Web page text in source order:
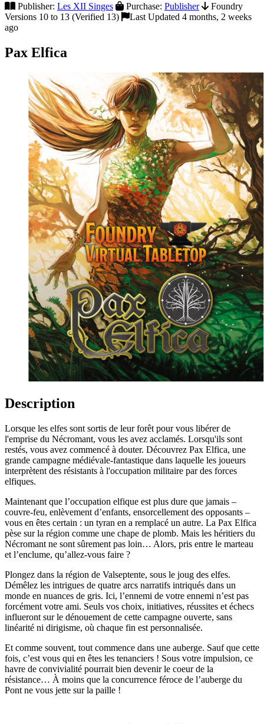
Publisher: Les XII Singes Purchase: Publisher
Foundry
Versions 10 to 13 (Verified 13)
Last Updated 4 months, 2 weeks
ago
Pax Elfica
Description
Lorsque les elfes sont sortis de leur forêt pour vous libérer de
l'emprise du Nécromant, vous les avez acclamés. Lorsqu'ils sont
restés, vous avez commencé à douter. Découvrez Pax Elfica, une
grande campagne médiévale-fantastique dans laquelle les joueurs
interprètent des résistants à l'occupation militaire par des forces
elfiques.
Maintenant que l’occupation elfique est plus dure que jamais –
couvre-feu, enlèvement d’enfants, ensorcellement des opposants –
vous en êtes certain : un tyran en a remplacé un autre. La Pax Elfica
pèse sur la région comme une chape de plomb. Mais les héritiers du
Nécromant ne sont sûrement pas loin… Alors, pris entre le marteau
et l’enclume, qu’allez-vous faire ?
Plongez dans la région de Valseptente, sous le joug des elfes.
Démêlez les intrigues de quatre arcs narratifs intriqués dans un
monde en nuances de gris. Ici, l’ennemi de votre ennemi n’est pas
forcément votre ami. Seuls vos choix, initiatives, réussites et échecs
influeront sur le dénouement de cette campagne ouverte, sans
linéarité ni dirigisme, où chaque fin est personnalisée.
Et comme souvent, tout commence dans une auberge. Sauf que cette
fois, c’est vous qui en êtes les tenanciers ! Sous votre impulsion, ce
havre de convivialité pourrait bien devenir le coeur de la
résistance… À moins que la concurrence féroce de l’auberge du
Pont ne vous jette sur la paille !